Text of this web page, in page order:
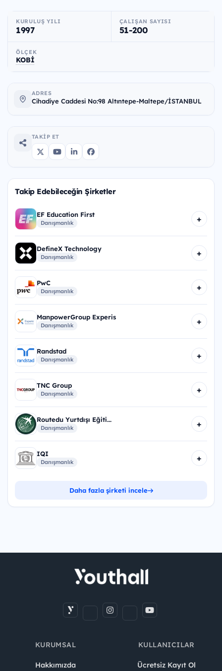
KURULUŞ YILI
1997
ÇALIŞAN SAYISI
51-200
ÖLÇEK
KOBİ
ADRES
Cihadiye Caddesi No:98 Altıntepe-Maltepe/İSTANBUL
TAKIP ET
Takip Edebileceğin Şirketler
EF Education First
Danışmanlık +
DefineX Technology
Danışmanlık +
PwC
Danışmanlık +
ManpowerGroup Experis
Danışmanlık +
Randstad
Danışmanlık +
TNC Group
Danışmanlık +
Routedu Yurtdışı Eğiti...
Danışmanlık +
IQI
Danışmanlık +
Daha fazla şirketi incele
KURUMSAL
Hakkımızda
KULLANICILAR
Ücretsiz Kayıt Ol